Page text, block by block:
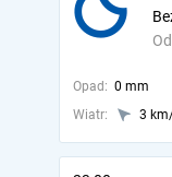
Opad: 0 mm
Wiatr:
3